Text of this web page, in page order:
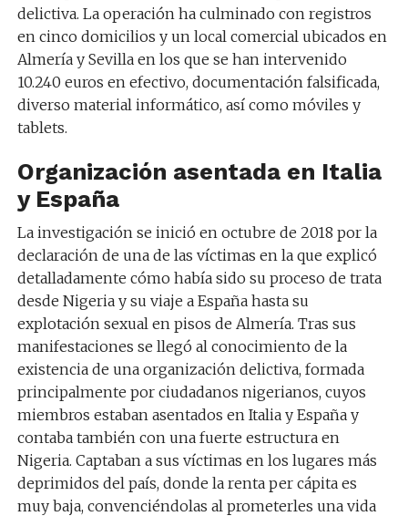
delictiva. La operación ha culminado con registros
en cinco domicilios y un local comercial ubicados en
Almería y Sevilla en los que se han intervenido
10.240 euros en efectivo, documentación falsificada,
diverso material informático, así como móviles y
tablets.
Organización asentada en Italia
y España
La investigación se inició en octubre de 2018 por la
declaración de una de las víctimas en la que explicó
detalladamente cómo había sido su proceso de trata
desde Nigeria y su viaje a España hasta su
explotación sexual en pisos de Almería. Tras sus
manifestaciones se llegó al conocimiento de la
existencia de una organización delictiva, formada
principalmente por ciudadanos nigerianos, cuyos
miembros estaban asentados en Italia y España y
contaba también con una fuerte estructura en
Nigeria. Captaban a sus víctimas en los lugares más
deprimidos del país, donde la renta per cápita es
muy baja, convenciéndolas al prometerles una vida